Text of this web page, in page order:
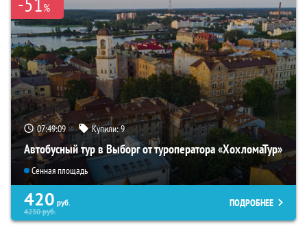
%
07:49:08 Купили:9
Автобусный тур в Выборг от туроператора «ХохломаТур»
Сенная площадь
420 руб.
4230руб.
ПОДРОБНЕЕ